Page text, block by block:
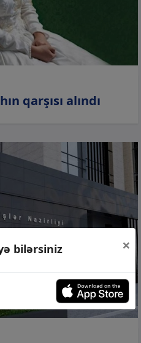
qarşısı alındı
bilərsiniz ×